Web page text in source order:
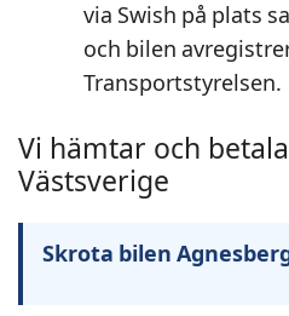
via Swish på plats
och bilen
Transportstyrelsen.
Vi hämtar och
Västsverige
Skrota bilen